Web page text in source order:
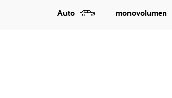
Auto monovolumen